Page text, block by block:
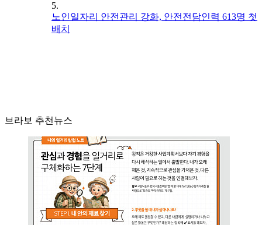
5.
노인일자리 안전관리 강화, 안전전담인력 613명 첫
배치
브라보 추천뉴스